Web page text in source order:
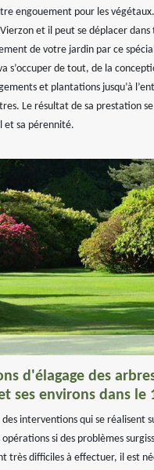
engouement pour les
et il peut se déplacer
de votre jardin par ce
s’occuper de tout, de la
et plantations jusqu’à
Le résultat de sa prestation
et sa pérennité.
d'élagage des
ses environs dans le
des interventions qui se réalisent
si des problèmes
très difficiles à effectuer, il est